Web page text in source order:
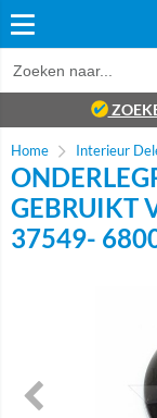
Home Interieur
GEBRUIKT
37549-